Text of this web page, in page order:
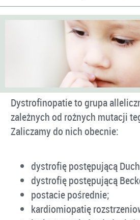
Dystrofinopatie to grupa
zależnych od rożnych mutacji
Zaliczamy do nich obecnie:
dystrofię postępującą
dystrofię postępującą
postacie pośrednie;
kardiomiopatię